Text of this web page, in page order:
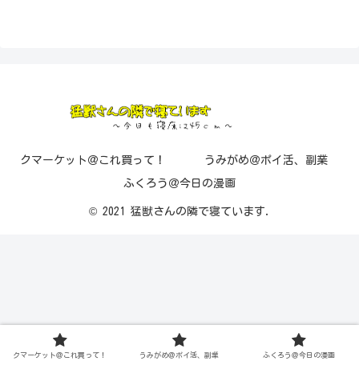
クマーケット＠これ買って！ うみがめ＠ポイ活、副業
ふくろう＠今日の漫画
© 2021 猛獣さんの隣で寝ています.
クマーケット＠これ買って！ うみがめ＠ポイ活、副業 ふくろう＠今日の漫画